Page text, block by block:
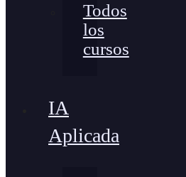
Todos
los
cursos
IA
Aplicada